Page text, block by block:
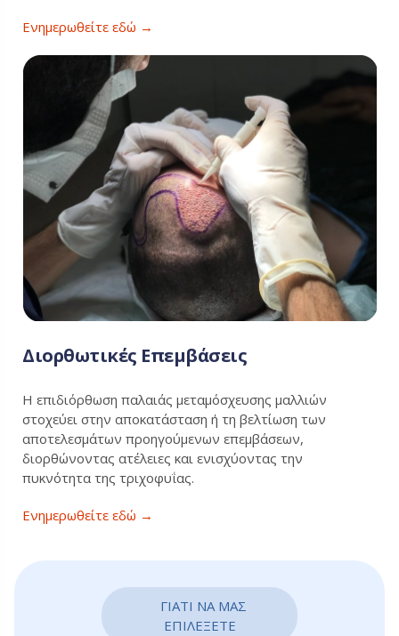
Ενημερωθείτε εδώ →
Διορθωτικές Επεμβάσεις
Η επιδιόρθωση παλαιάς μεταμόσχευσης μαλλιών
στοχεύει στην αποκατάσταση ή τη βελτίωση των
αποτελεσμάτων προηγούμενων επεμβάσεων,
διορθώνοντας ατέλειες και ενισχύοντας την
πυκνότητα της τριχοφυΐας.
Ενημερωθείτε εδώ →
ΓΙΑΤΙ ΝΑ ΜΑΣ
ΕΠΙΛΕΞΕΤΕ